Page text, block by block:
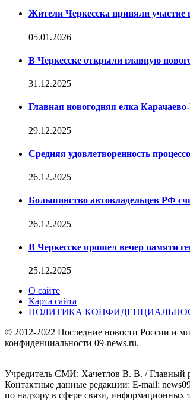
Жители Черкесска приняли
05.01.2026
В Черкесске открыли главную
31.12.2025
Главная новогодняя елка
29.12.2025
Средняя удовлетворенность
26.12.2025
Большинство автовладельцев РФ
26.12.2025
В Черкесске прошел вечер памяти
25.12.2025
О сайте
Карта сайта
ПОЛИТИКА
© 2012-2022 Последние новости России и
конфиденциальности 09-news.ru.
Учредитель СМИ: Хaчeтлoв B. B. / Главный
Контактные данные редакции: E-mail:
по надзору в сфере связи,